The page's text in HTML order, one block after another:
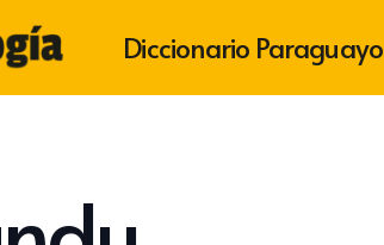
Diccionario Paraguayo